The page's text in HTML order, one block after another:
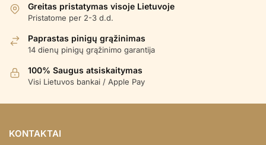
Greitas pristatymas visoje Lietuvoje
Pristatome per 2-3 d.d.
Paprastas pinigų grąžinimas
14 dienų pinigų grąžinimo garantija
100% Saugus atsiskaitymas
Visi Lietuvos bankai / Apple Pay
KONTAKTAI